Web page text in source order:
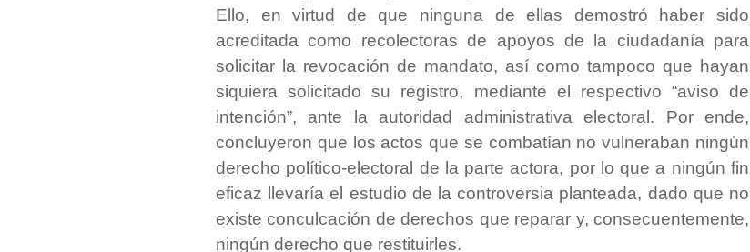
Ello, en virtud de que ninguna de ellas demostró haber sido
acreditada como recolectoras de apoyos de la ciudadanía para
solicitar la revocación de mandato, así como tampoco que hayan
siquiera solicitado su registro, mediante el respectivo “aviso de
intención”, ante la autoridad administrativa electoral. Por ende,
concluyeron que los actos que se combatían no vulneraban ningún
derecho político-electoral de la parte actora, por lo que a ningún fin
eficaz llevaría el estudio de la controversia planteada, dado que no
existe conculcación de derechos que reparar y, consecuentemente,
ningún derecho que restituirles.